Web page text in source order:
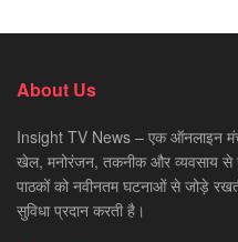
About Us
Insight TV News – एक ऑनलाइन मंच
खेल, मनोरंजन, तकनीक और व्यवसाय से
पाठकों को नवीनतम घटनाओं से जोड़े
सुविधा प्रदान करती है।